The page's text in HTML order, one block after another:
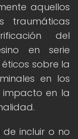
aquellos
traumáticas
del
en serie
sobre la
en los
impacto en la
de incluir o no